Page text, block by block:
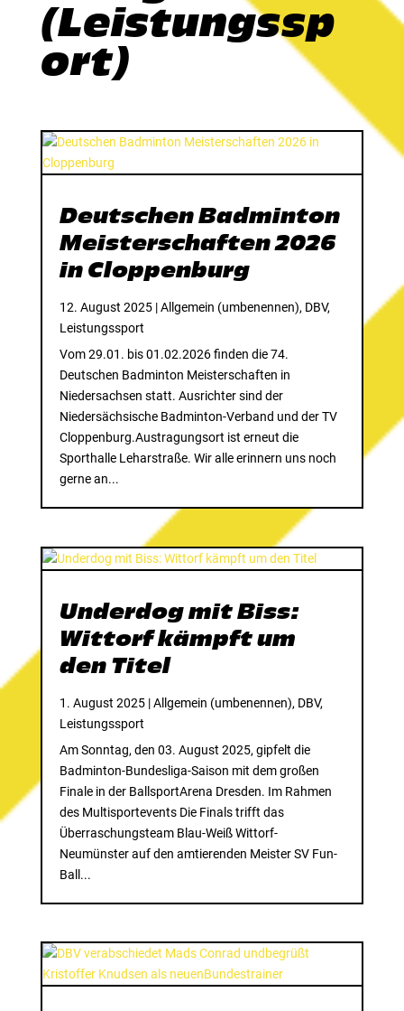
(Leistungssp
ort)
Deutschen Badminton
Meisterschaften 2026
in Cloppenburg
12. August 2025|Allgemein (umbenennen), DBV,
Leistungssport
Vom 29.01. bis 01.02.2026 finden die 74.
Deutschen Badminton Meisterschaften in
Niedersachsen statt. Ausrichter sind der
Niedersächsische Badminton-Verband und der TV
Cloppenburg.Austragungsort ist erneut die
Sporthalle Leharstraße. Wir alle erinnern uns noch
gerne an...
Underdog mit Biss:
Wittorf kämpft um
den Titel
1. August 2025|Allgemein (umbenennen), DBV,
Leistungssport
Am Sonntag, den 03. August 2025, gipfelt die
Badminton-Bundesliga-Saison mit dem großen
Finale in der BallsportArena Dresden. Im Rahmen
des Multisportevents Die Finals trifft das
Überraschungsteam Blau-Weiß Wittorf-
Neumünster auf den amtierenden Meister SV Fun-
Ball...